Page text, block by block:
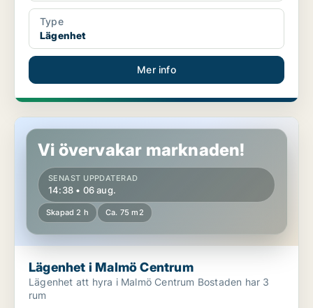
Type
Lägenhet
Mer info
Lägenhet i Malmö Centrum
Vi övervakar marknaden!
SENAST UPPDATERAD
14:38 • 06 aug.
Skapad 2 h Ca. 75 m2
Lägenhet i Malmö Centrum
Lägenhet att hyra i Malmö Centrum Bostaden har 3
rum